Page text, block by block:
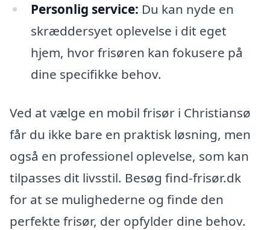
Personlig service: Du kan nyde en
skræddersyet oplevelse i dit eget
hjem, hvor frisøren kan fokusere på
dine specifikke behov.
Ved at vælge en mobil frisør i Christiansø
får du ikke bare en praktisk løsning, men
også en professionel oplevelse, som kan
tilpasses dit livsstil. Besøg find-frisør.dk
for at se mulighederne og finde den
perfekte frisør, der opfylder dine behov.